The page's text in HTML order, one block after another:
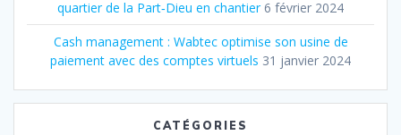
quartier de la Part‐Dieu en chantier 6 février 2024
Cash management : Wabtec optimise son usine de
paiement avec des comptes virtuels 31 janvier 2024
CATÉGORIES